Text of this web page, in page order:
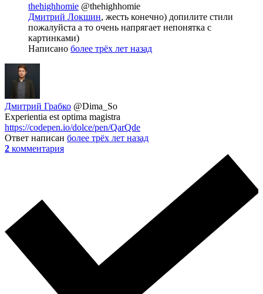
thehighhomie @thehighhomie
Дмитрий Локшин, жесть конечно) допилите стили
пожалуйста а то очень напрягает непонятка с
картинками)
Написано более трёх лет назад
Дмитрий Грабко @Dima_So
Experientia est optima magistra
https://codepen.io/dolce/pen/QarQde
Ответ написан более трёх лет назад
2 комментария